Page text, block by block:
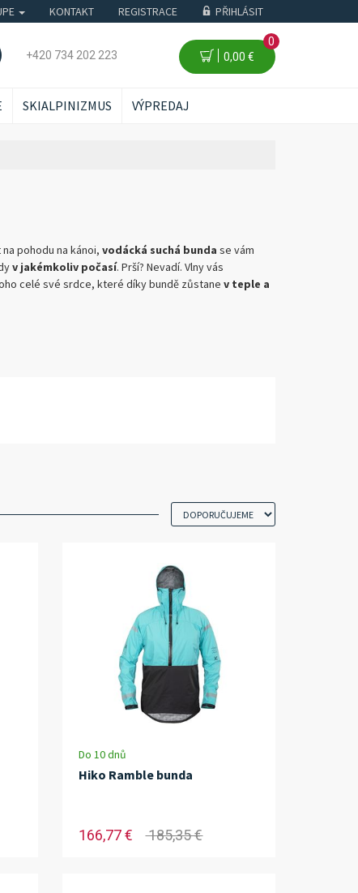
KONTAKT REGISTRACE PŘIHLÁSIT
+420 734 202 223 0,00 €
0
SKIALPINIZMUS VÝPREDAJ
pohodu na kánoi, vodácká suchá bunda se vám
v jakémkoliv počasí. Prší? Nevadí. Vlny vás
celé své srdce, které díky bundě zůstane v teple a
Do 10 dnů
Hiko Ramble bunda
166,77 € 185,35 €